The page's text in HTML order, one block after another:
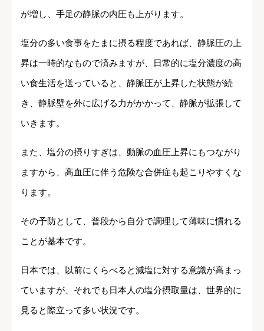
が増し、手足の静脈の内圧も上がります。
塩分の多い食事をたまに摂る程度であれば、静脈圧の上
昇は一時的なもので済みますが、日常的に塩分濃度の高
い食生活を送っていると、静脈圧が上昇した状態が続
き、静脈壁を外に広げる力がかかって、静脈が拡張して
いきます。
また、塩分の摂りすぎは、動脈の血圧上昇にもつながり
ますから、高血圧に伴う危険な合併症も起こりやすくな
ります。
その予防として、普段から自分で調理して薄味に慣れる
ことが基本です。
日本では、以前にくらべると減塩に対する意識が高まっ
ていますが、それでも日本人の塩分摂取量は、世界的に
見ると際立って多い状況です。